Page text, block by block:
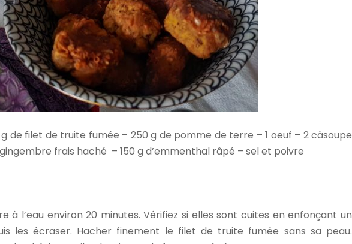
de filet de truite fumée – 250 g de pomme de terre – 1 oeuf – 2 càsoupe
frais haché – 150 g d’emmenthal râpé – sel et poivre
à l’eau environ 20 minutes. Vérifiez si elles sont cuites en enfonçant un
les écraser. Hacher finement le filet de truite fumée sans sa peau.